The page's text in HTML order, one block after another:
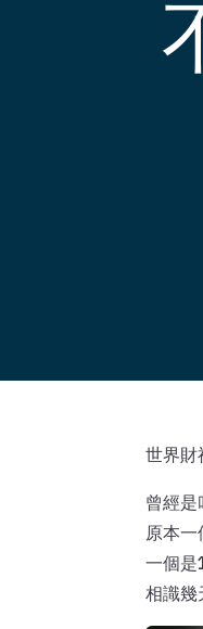
世界財
曾經是
原本一
一個是
相識幾